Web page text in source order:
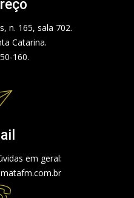
n. 165, sala 702.
Catarina.
160.
em geral: